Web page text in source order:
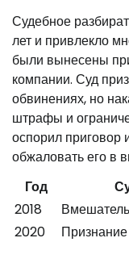
Судебное
лет и привлекло
были вынесены
компании. Суд
обвинениях, но
штрафы и
оспорил приговор
обжаловать его в
Год
2018
2020